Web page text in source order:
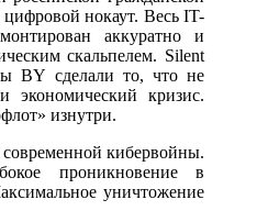
нокаут. Весь IT-
аккуратно и
скальпелем. Silent
BY сделали то, что не
экономический кризис.
изнутри.
кибервойны.
проникновение в
уничтожение